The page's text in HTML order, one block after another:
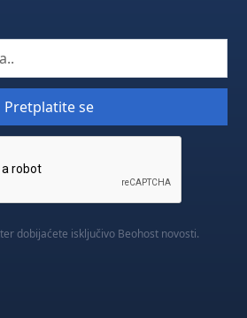
dobijaćete isključivo Beohost novosti.